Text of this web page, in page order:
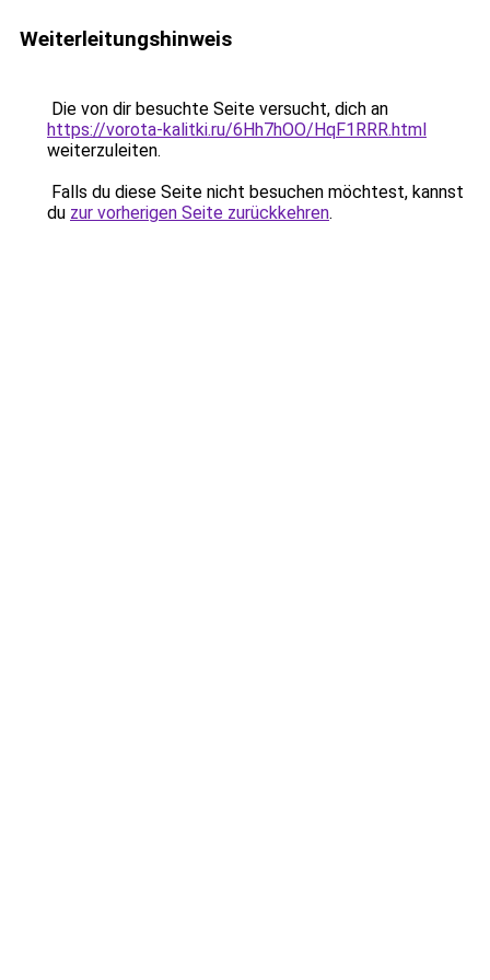
Weiterleitungshinweis
Die von dir besuchte Seite versucht, dich an
https://vorota-kalitki.ru/6Hh7hOO/HqF1RRR.html
weiterzuleiten.
Falls du diese Seite nicht besuchen möchtest, kannst
du zur vorherigen Seite zurückkehren.